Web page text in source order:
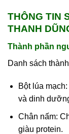
THÔNG TIN
THANH
Thành phần
Danh sách
Bột lúa
và dinh
Chân nấm:
giàu protein.